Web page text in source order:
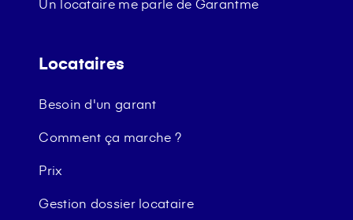
Locataires
Besoin d'un garant
Comment ça marche ?
Prix
Gestion dossier locataire